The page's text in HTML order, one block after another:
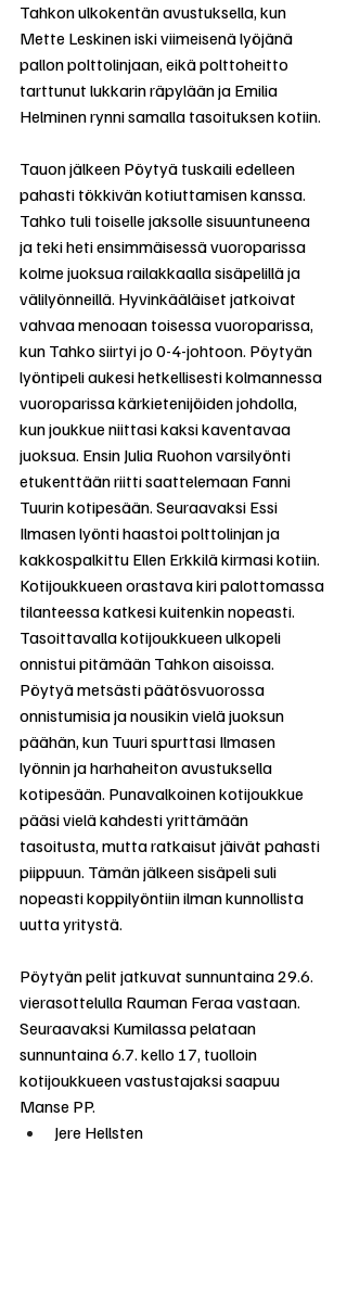
Tahkon ulkokentän avustuksella, kun
Mette Leskinen iski viimeisenä lyöjänä
pallon polttolinjaan, eikä polttoheitto
tarttunut lukkarin räpylään ja Emilia
Helminen rynni samalla tasoituksen kotiin.
Tauon jälkeen Pöytyä tuskaili edelleen
pahasti tökkivän kotiuttamisen kanssa.
Tahko tuli toiselle jaksolle sisuuntuneena
ja teki heti ensimmäisessä vuoroparissa
kolme juoksua railakkaalla sisäpelillä ja
välilyönneillä. Hyvinkääläiset jatkoivat
vahvaa menoaan toisessa vuoroparissa,
kun Tahko siirtyi jo 0-4-johtoon. Pöytyän
lyöntipeli aukesi hetkellisesti kolmannessa
vuoroparissa kärkietenijöiden johdolla,
kun joukkue niittasi kaksi kaventavaa
juoksua. Ensin Julia Ruohon varsilyönti
etukenttään riitti saattelemaan Fanni
Tuurin kotipesään. Seuraavaksi Essi
Ilmasen lyönti haastoi polttolinjan ja
kakkospalkittu Ellen Erkkilä kirmasi kotiin.
Kotijoukkueen orastava kiri palottomassa
tilanteessa katkesi kuitenkin nopeasti.
Tasoittavalla kotijoukkueen ulkopeli
onnistui pitämään Tahkon aisoissa.
Pöytyä metsästi päätösvuorossa
onnistumisia ja nousikin vielä juoksun
päähän, kun Tuuri spurttasi Ilmasen
lyönnin ja harhaheiton avustuksella
kotipesään. Punavalkoinen kotijoukkue
pääsi vielä kahdesti yrittämään
tasoitusta, mutta ratkaisut jäivät pahasti
piippuun. Tämän jälkeen sisäpeli suli
nopeasti koppilyöntiin ilman kunnollista
uutta yritystä.
Pöytyän pelit jatkuvat sunnuntaina 29.6.
vierasottelulla Rauman Feraa vastaan.
Seuraavaksi Kumilassa pelataan
sunnuntaina 6.7. kello 17, tuolloin
kotijoukkueen vastustajaksi saapuu
Manse PP.
Jere Hellsten